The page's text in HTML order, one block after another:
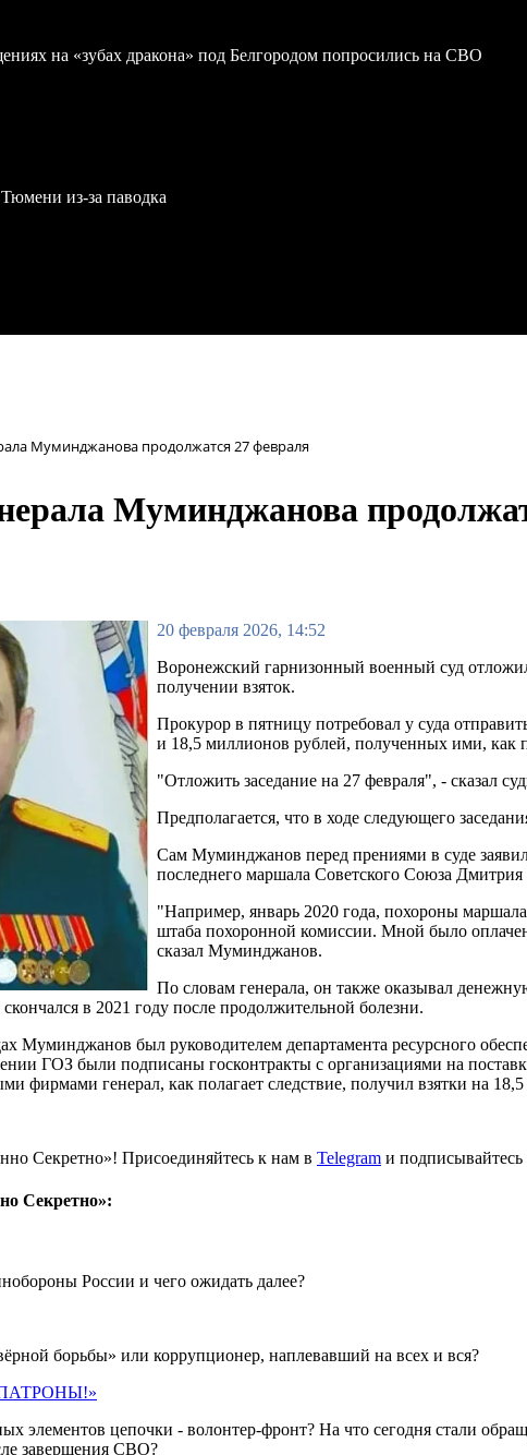
на «зубах дракона» под Белгородом попросились на СВО
из-за паводка
Муминджанова продолжатся 27 февраля
Муминджанова
20 февраля 2026, 14:52
Воронежский гарнизонный военный суд
получении взяток.
Прокурор в пятницу потребовал у суда
и 18,5 миллионов рублей, полученных ими, как
"Отложить заседание на 27 февраля", - сказал
Предполагается, что в ходе следующего
Сам Муминджанов перед прениями в суде
последнего маршала Советского Союза Дмитрия
"Например, январь 2020 года, похороны
штаба похоронной комиссии. Мной было
сказал Муминджанов.
По словам генерала, он также оказывал
в 2021 году после продолжительной болезни.
Муминджанов был руководителем департамента ресурсного
ГОЗ были подписаны госконтракты с организациями на
фирмами генерал, как полагает следствие, получил взятки на
Секретно»! Присоединяйтесь к нам в Telegram и
Секретно»:
России и чего ожидать далее?
борьбы» или коррупционер, наплевавший на всех и вся?
элементов цепочки - волонтер-фронт? На что сегодня стали
завершения СВО?